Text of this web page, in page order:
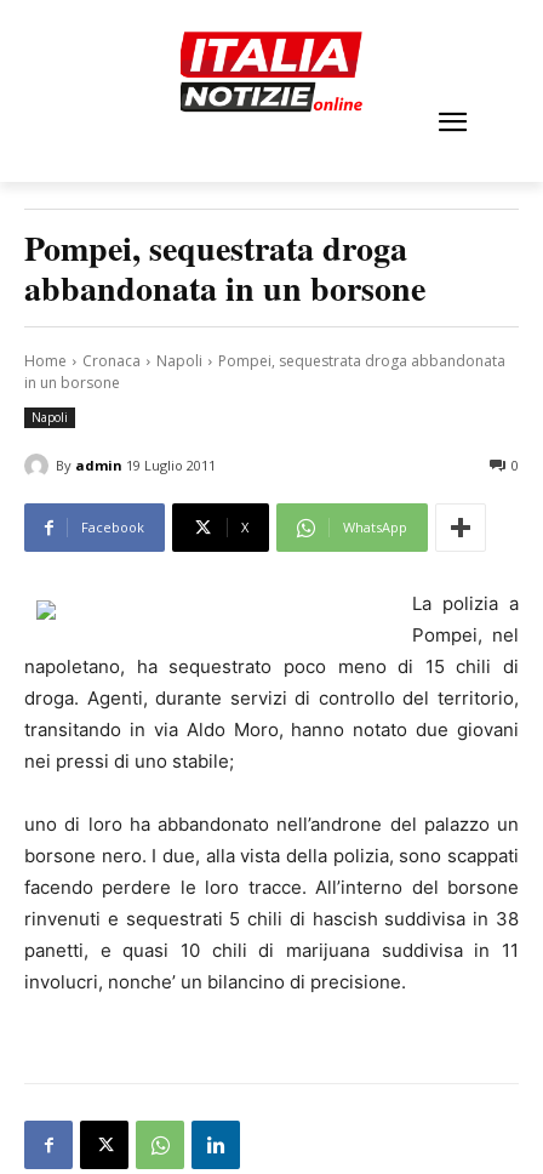
Pompei, sequestrata droga
abbandonata in un borsone
Home Cronaca Napoli
Pompei, sequestrata droga abbandonata
in un borsone
Napoli
By admin 19 Luglio 2011 0
Facebook X WhatsApp
La polizia a
Pompei, nel
napoletano, ha sequestrato poco meno di 15 chili di
droga. Agenti, durante servizi di controllo del territorio,
transitando in via Aldo Moro, hanno notato due giovani
nei pressi di uno stabile;
uno di loro ha abbandonato nell’androne del palazzo un
borsone nero. I due, alla vista della polizia, sono scappati
facendo perdere le loro tracce. All’interno del borsone
rinvenuti e sequestrati 5 chili di hascish suddivisa in 38
panetti, e quasi 10 chili di marijuana suddivisa in 11
involucri, nonche’ un bilancino di precisione.